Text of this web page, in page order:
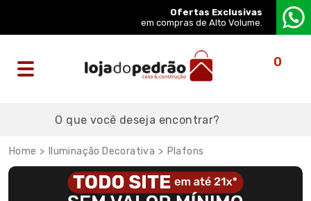
Ofertas Exclusivas
em compras de Alto Volume.
0
Iluminação Decorativa Plafons